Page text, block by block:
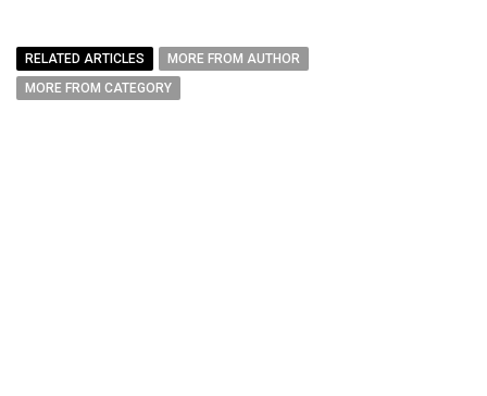
RELATED ARTICLES
MORE FROM AUTHOR
MORE FROM CATEGORY